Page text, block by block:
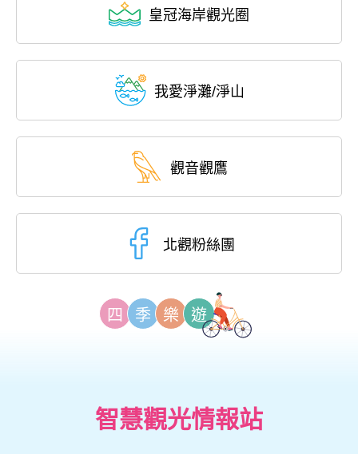
皇冠海岸觀光圈
我愛淨灘/淨山
觀音觀鷹
北觀粉絲團
四 季 樂 遊
智慧觀光情報站